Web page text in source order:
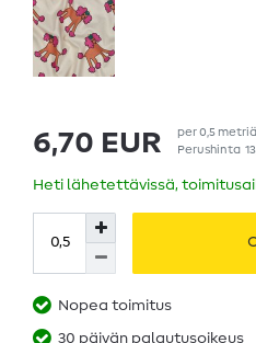
6,70 EUR per0,5 metriä
Perushinta
Heti lähetettävissä,
Nopea toimitus
30 päivän palautusoikeus